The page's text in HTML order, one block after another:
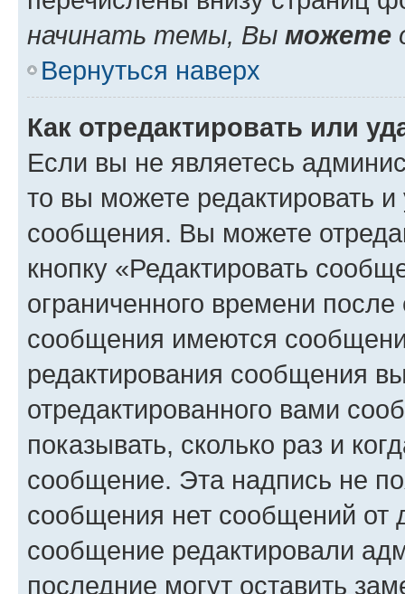
начинать темы, Вы можете
Вернуться наверх
Как отредактировать или
Если вы не являетесь
то вы можете редактировать
сообщения. Вы можете
кнопку «Редактировать
ограниченного времени
сообщения имеются
редактирования сообщения
отредактированного вами
показывать, сколько раз и
сообщение. Эта надпись не
сообщения нет сообщений от
сообщение редактировали
последние могут оставить